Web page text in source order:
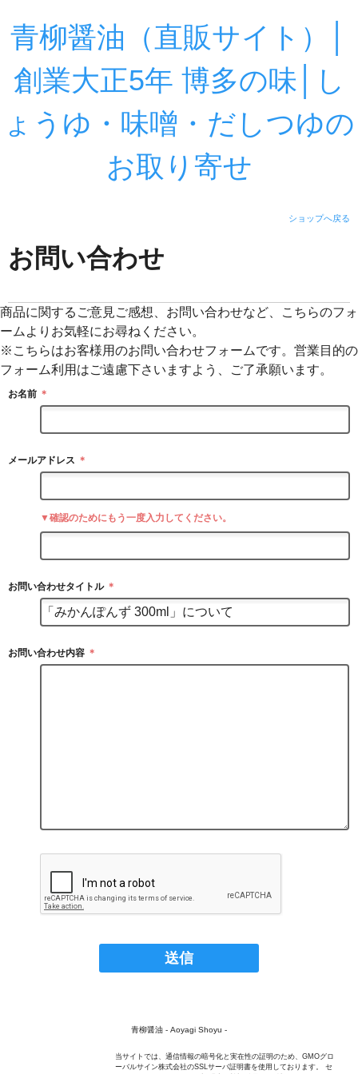
青柳醤油（直販サイト）│
創業大正5年 博多の味│し
ょうゆ・味噌・だしつゆの
お取り寄せ
ショップへ戻る
お問い合わせ
商品に関するご意見ご感想、お問い合わせなど、こちらのフォ
ームよりお気軽にお尋ねください。
※こちらはお客様用のお問い合わせフォームです。営業目的の
フォーム利用はご遠慮下さいますよう、ご了承願います。
お名前 ＊
メールアドレス ＊
▼確認のためにもう一度入力してください。
お問い合わせタイトル ＊
お問い合わせ内容 ＊
青柳醤油 - Aoyagi Shoyu -
当サイトでは、通信情報の暗号化と実在性の証明のため、GMOグロ
ーバルサイン株式会社のSSLサーバ証明書を使用しております。 セ